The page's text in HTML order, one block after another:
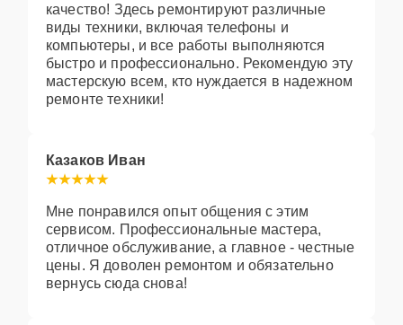
качество! Здесь ремонтируют различные
виды техники, включая телефоны и
компьютеры, и все работы выполняются
быстро и профессионально. Рекомендую эту
мастерскую всем, кто нуждается в надежном
ремонте техники!
Казаков Иван
Мне понравился опыт общения с этим
сервисом. Профессиональные мастера,
отличное обслуживание, а главное - честные
цены. Я доволен ремонтом и обязательно
вернусь сюда снова!